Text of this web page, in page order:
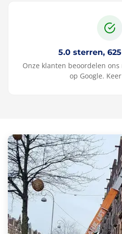
5.0 sterren,
Onze klanten beoordelen
op Google.